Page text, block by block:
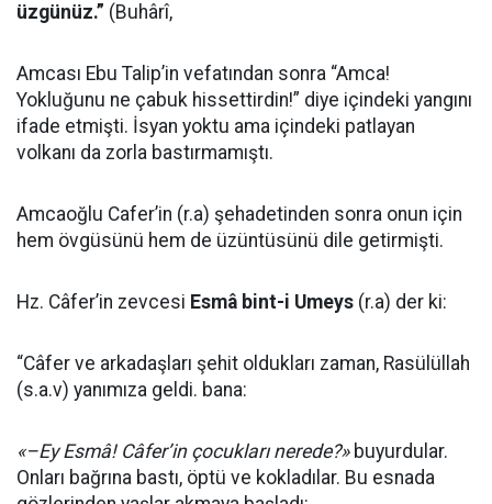
üzgünüz.” (Buhârî,
Amcası Ebu Talip’in vefatından sonra “Amca!
Yokluğunu ne çabuk hissettirdin!” diye içindeki yangını
ifade etmişti. İsyan yoktu ama içindeki patlayan
volkanı da zorla bastırmamıştı.
Amcaoğlu Cafer’in (r.a) şehadetinden sonra onun için
hem övgüsünü hem de üzüntüsünü dile getirmişti.
Hz. Câfer’in zevcesi Esmâ bint-i Umeys (r.a) der ki:
“Câfer ve arkadaşları şehit oldukları zaman, Rasülüllah
(s.a.v) yanımıza geldi. bana:
«–Ey Esmâ! Câfer’in çocukları nerede?»buyurdular.
Onları bağrına bastı, öptü ve kokladılar. Bu esnada